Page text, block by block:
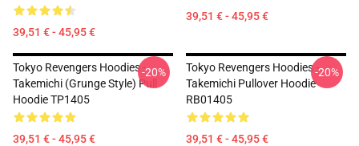
39,51 € - 45,95 €
39,51 € - 45,95 €
Tokyo Revengers Hoodies -
Takemichi (Grunge Style) Pull
Hoodie TP1405
39,51 € - 45,95 €
-20%
Tokyo Revengers Hoodies -
Takemichi Pullover Hoodie
RB01405
39,51 € - 45,95 €
-20%